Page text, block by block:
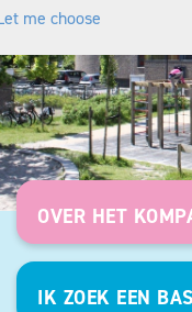
OVER HET
IK ZOEK EEN
me choose